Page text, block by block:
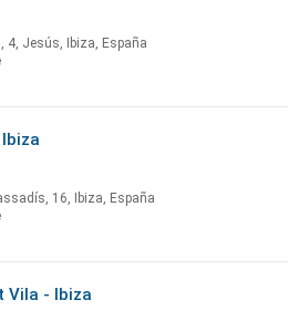
4, Jesús, Ibiza, España
16, Ibiza, España
Vila - Ibiza